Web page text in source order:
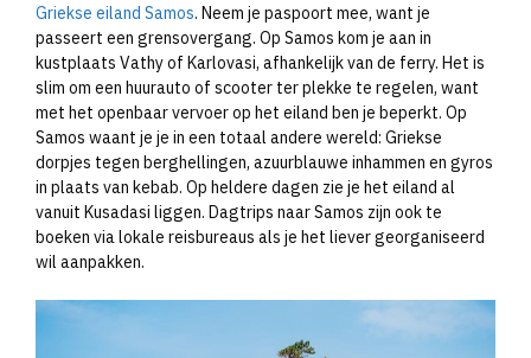
Griekse eiland Samos. Neem je paspoort mee, want je
passeert een grensovergang. Op Samos kom je aan in
kustplaats Vathy of Karlovasi, afhankelijk van de ferry. Het is
slim om een huurauto of scooter ter plekke te regelen, want
met het openbaar vervoer op het eiland ben je beperkt. Op
Samos waant je je in een totaal andere wereld: Griekse
dorpjes tegen berghellingen, azuurblauwe inhammen en gyros
in plaats van kebab. Op heldere dagen zie je het eiland al
vanuit Kusadasi liggen. Dagtrips naar Samos zijn ook te
boeken via lokale reisbureaus als je het liever georganiseerd
wil aanpakken.